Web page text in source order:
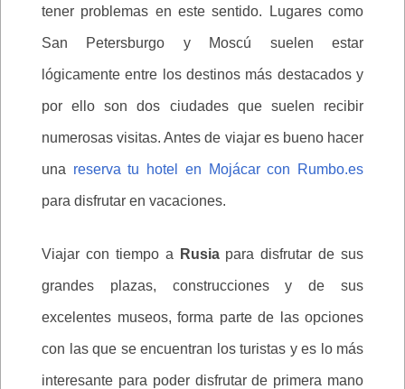
tener problemas en este sentido. Lugares como
San Petersburgo y Moscú suelen estar
lógicamente entre los destinos más destacados y
por ello son dos ciudades que suelen recibir
numerosas visitas. Antes de viajar es bueno hacer
una reserva tu hotel en Mojácar con Rumbo.es
para disfrutar en vacaciones.
Viajar con tiempo a Rusiapara disfrutar de sus
grandes plazas, construcciones y de sus
excelentes museos, forma parte de las opciones
con las que se encuentran los turistas y es lo más
interesante para poder disfrutar de primera mano